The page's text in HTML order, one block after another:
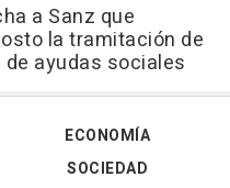
a Sanz que
la tramitación de
ayudas sociales
ECONOMÍA
SOCIEDAD